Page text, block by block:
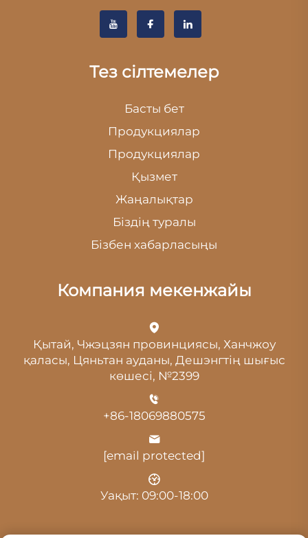
Тез сілтемелер
Басты бет
Продукциялар
Продукциялар
Қызмет
Жаңалықтар
Біздің туралы
Бізбен хабарласыңы
Компания мекенжайы
Қытай, Чжэцзян провинциясы, Ханчжоу
қаласы, Цяньтан ауданы, Дешэнгтің шығыс
көшесі, №2399
+86-18069880575
[email protected]
Уақыт: 09:00-18:00